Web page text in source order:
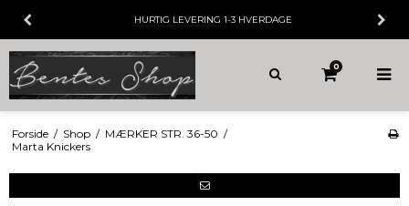
HURTIG LEVERING 1-3 HVERDAGE
0
Forside / Shop / MÆRKER STR. 36-50 /
Marta Knickers